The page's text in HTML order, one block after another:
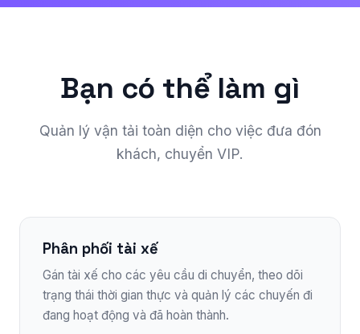
Bạn có thể làm gì
Quản lý vận tải toàn diện cho việc đưa đón
khách, chuyển VIP.
Phân phối tài xế
Gán tài xế cho các yêu cầu di chuyển, theo dõi
trạng thái thời gian thực và quản lý các chuyến đi
đang hoạt động và đã hoàn thành.